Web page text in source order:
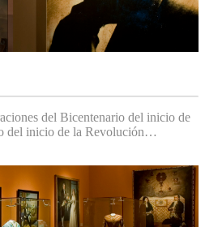
del Bicentenario del inicio de
del inicio de la Revolución…